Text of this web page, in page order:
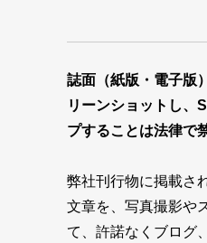
誌面（紙版・電子版
リーンショットし、
プすることは法律で
弊社刊行物に掲載さ
文章を、写真撮影や
て、許諾なくブログ